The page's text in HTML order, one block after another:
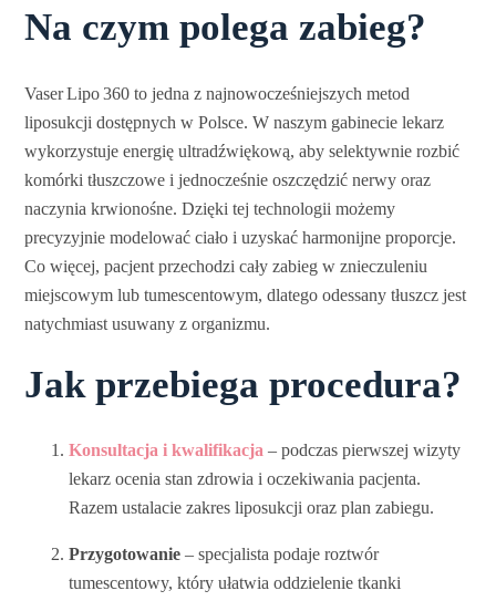
Na czym polega zabieg?
Vaser Lipo 360 to jedna z najnowocześniejszych metod
liposukcji dostępnych w Polsce. W naszym gabinecie lekarz
wykorzystuje energię ultradźwiękową, aby selektywnie rozbić
komórki tłuszczowe i jednocześnie oszczędzić nerwy oraz
naczynia krwionośne. Dzięki tej technologii możemy
precyzyjnie modelować ciało i uzyskać harmonijne proporcje.
Co więcej, pacjent przechodzi cały zabieg w znieczuleniu
miejscowym lub tumescentowym, dlatego odessany tłuszcz jest
natychmiast usuwany z organizmu.
Jak przebiega procedura?
Konsultacja i kwalifikacja – podczas pierwszej wizyty
lekarz ocenia stan zdrowia i oczekiwania pacjenta.
Razem ustalacie zakres liposukcji oraz plan zabiegu.
Przygotowanie – specjalista podaje roztwór
tumescentowy, który ułatwia oddzielenie tkanki